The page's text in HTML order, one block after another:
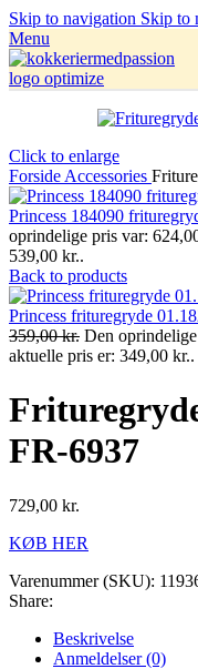
Skip to navigation Skip to
Menu
Click to enlarge
Forside Accessories
Princess 184090
oprindelige pris var:
539,00 kr..
Back to products
Princess frituregryde
359,00kr. Den
aktuelle pris er: 349,00 kr..
FR-6937
729,00 kr.
KØB HER
Varenummer (SKU):
Share:
Beskrivelse
Anmeldelser (0)